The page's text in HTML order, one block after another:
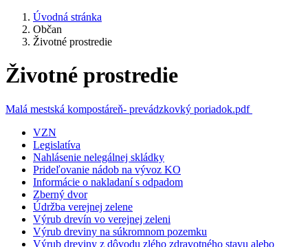
Úvodná stránka
Občan
Životné prostredie
Životné prostredie
Malá mestská kompostáreň- prevádzkovký poriadok.pdf
VZN
Legislatíva
Nahlásenie nelegálnej skládky
Prideľovanie nádob na vývoz KO
Informácie o nakladaní s odpadom
Zberný dvor
Údržba verejnej zelene
Výrub drevín vo verejnej zeleni
Výrub dreviny na súkromnom pozemku
Výrub dreviny z dôvodu zlého zdravotného stavu alebo